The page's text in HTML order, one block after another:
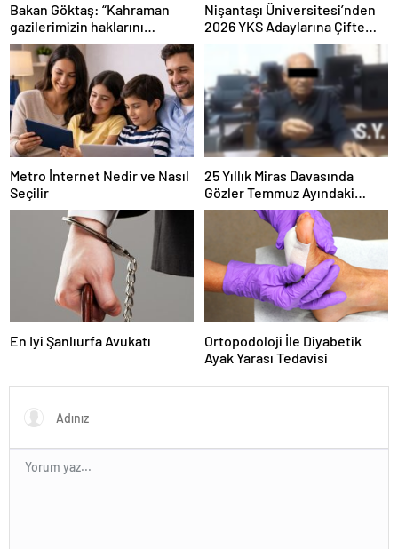
Bakan Göktaş: “Kahraman
gazilerimizin haklarını
güçlendiren yeni bir dönemin
kapılarını aralıyoruz”
Nişantaşı Üniversitesi’nden
2026 YKS Adaylarına Çifte
Güvence: Sabit Ücret ve
Kesintisiz Burs
Metro İnternet Nedir ve Nasıl
Seçilir
25 Yıllık Miras Davasında
Gözler Temmuz Ayındaki
Karar Duruşmasına Çevrildi
En Iyi Şanlıurfa Avukatı
Ortopodoloji İle Diyabetik
Ayak Yarası Tedavisi